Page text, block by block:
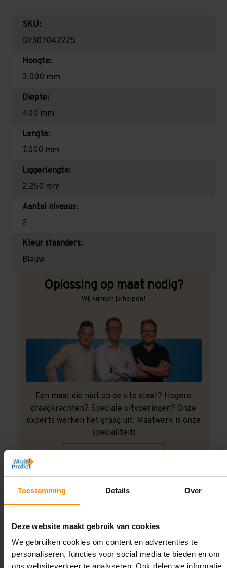
Toestemming Details Over
Deze website maakt gebruik van cookies
We gebruiken cookies om content en advertenties te
personaliseren, functies voor social media te bieden en om
ons websiteverkeer te analyseren. Ook delen we informatie
SKU:
GV307042225
Hoogte:
3.000 mm
Diepte:
400 mm
Lengte:
7.000 mm
Liggerlengte:
2.250 mm
Aantal niveaus:
2
Kleur staanders:
Blauw
Oplossing op maat nodig?
Wij kunnen je helpen!
Een maat die niet op de site staat? Hogere
draagkrachten? Speciale uitvoeringen? Onze
experts werken het graag uit! Maatwerk is onze
specialiteit!
Montage uitbesteden?